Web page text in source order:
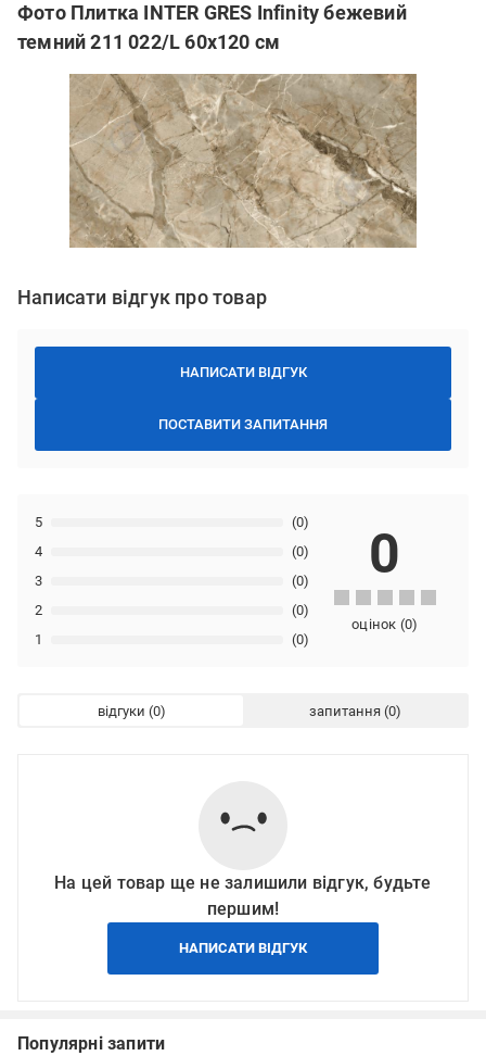
Фото Плитка INTER GRES Infinity бежевий
темний 211 022/L 60x120 см
Написати відгук про товар
НАПИСАТИ ВІДГУК
ПОСТАВИТИ ЗАПИТАННЯ
1 (0)
2 (0)
3 (0)
4 (0)
5 (0)
0
оцінок (0)
відгуки запитання
На цей товар ще не залишили відгук, будьте
першим!
НАПИСАТИ ВІДГУК
Популярні запити